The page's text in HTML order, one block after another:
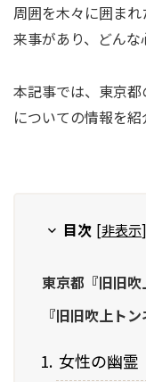
周囲を木々に囲ま
来事があり、どん
本記事では、東京都
についての情報を紹
目次 [非表示]
東京都『旧旧
『旧旧吹上ト
女性の幽霊